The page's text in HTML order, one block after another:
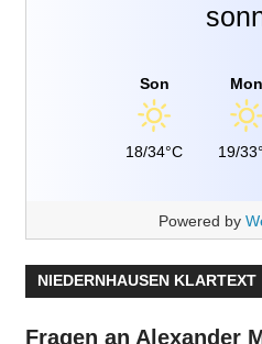
Son
18/34°C
Mon
19/
Powered by
NIEDERNHAUSEN KLARTEXT
Fragen an Alexander